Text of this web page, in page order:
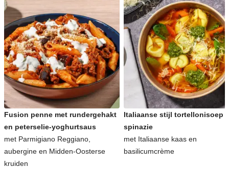
Fusion penne met rundergehakt
en peterselie-yoghurtsaus
met Parmigiano Reggiano,
aubergine en Midden-Oosterse
kruiden
Italiaanse stijl tortellonisoep
spinazie
met Italiaanse kaas en
basilicumcrème